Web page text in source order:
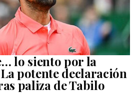
lo siento por la
potente declaración
paliza de Tabilo